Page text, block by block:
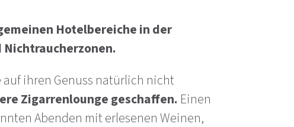
Hotelbereiche in der
Nichtraucherzonen.
auf ihren Genuss natürlich nicht
Zigarrenlounge geschaffen. Einen
Abenden mit erlesenen Weinen,